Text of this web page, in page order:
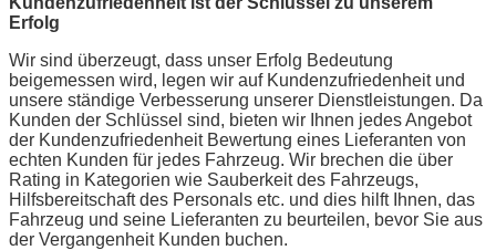
Erfolg
Wir sind überzeugt, dass unser Erfolg Bedeutung
beigemessen wird, legen wir auf Kundenzufriedenheit und
unsere ständige Verbesserung unserer Dienstleistungen. Da
Kunden der Schlüssel sind, bieten wir Ihnen jedes Angebot
der Kundenzufriedenheit Bewertung eines Lieferanten von
echten Kunden für jedes Fahrzeug. Wir brechen die über
Rating in Kategorien wie Sauberkeit des Fahrzeugs,
Hilfsbereitschaft des Personals etc. und dies hilft Ihnen, das
Fahrzeug und seine Lieferanten zu beurteilen, bevor Sie aus
der Vergangenheit Kunden buchen.